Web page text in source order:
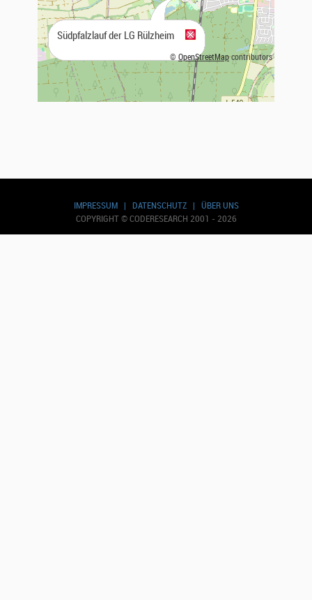
IMPRESSUM| DATENSCHUTZ| ÜBER UNS
COPYRIGHT © CODERESEARCH 2001 - 2026
Südpfalzlauf der LG Rülzheim
© OpenStreetMapcontributors